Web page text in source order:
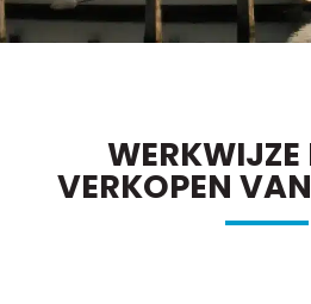
WERKWIJZE
VERKOPEN